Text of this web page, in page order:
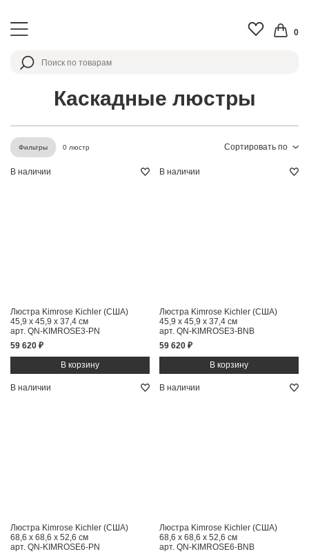
0
Каскадные люстры
Сортировать по
Фильтры 0 люстр
В наличии
Люстра Kimrose Kichler (США)
45,9 x 45,9 x 37,4 см
арт. QN-KIMROSE3-PN
59 620 ₽
В наличии
Люстра Kimrose Kichler (США)
45,9 x 45,9 x 37,4 см
арт. QN-KIMROSE3-BNB
59 620 ₽
В наличии
Люстра Kimrose Kichler (США)
68,6 x 68,6 x 52,6 см
арт. QN-KIMROSE6-PN
В наличии
Люстра Kimrose Kichler (США)
68,6 x 68,6 x 52,6 см
арт. QN-KIMROSE6-BNB